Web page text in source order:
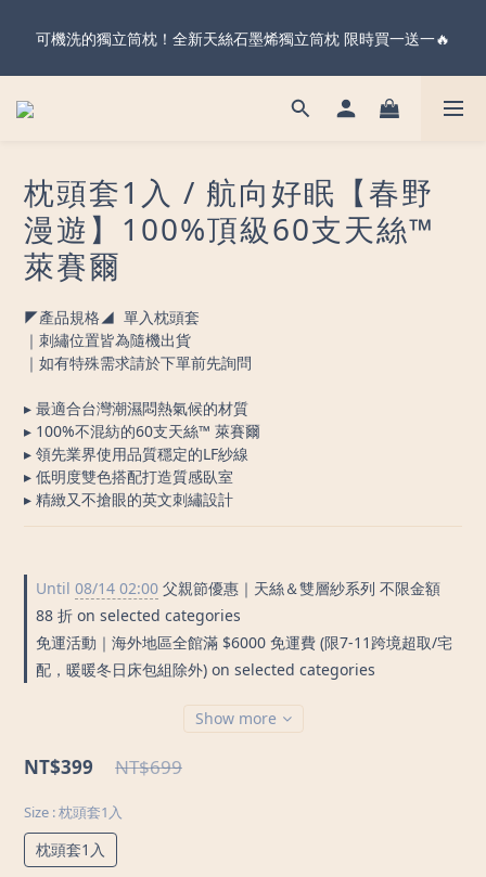
下單 父親節前到貨 ✨
可機洗的獨立筒枕！全新天絲石墨烯獨立筒枕 限時買一送一🔥
暖心父親節・天絲全系列＆純棉雙層紗 不限金額 享 88 折！現在
枕頭套1入 / 航向好眠【春野
漫遊】100%頂級60支天絲™
萊賽爾
◤產品規格◢  單入枕頭套
｜刺繡位置皆為隨機出貨
｜如有特殊需求請於下單前先詢問
▸ 最適合台灣潮濕悶熱氣候的材質
▸ 100%不混紡的60支天絲™ 萊賽爾
▸ 領先業界使用品質穩定的LF紗線
▸ 低明度雙色搭配打造質感臥室
▸ 精緻又不搶眼的英文刺繡設計
Until 08/14 02:00 父親節優惠｜天絲＆雙層紗系列 不限金額
88 折 on selected categories
免運活動｜海外地區全館滿 $6000 免運費 (限7-11跨境超取/宅
配，暖暖冬日床包組除外) on selected categories
Show more
NT$699
NT$399
Size : 枕頭套1入
枕頭套1入